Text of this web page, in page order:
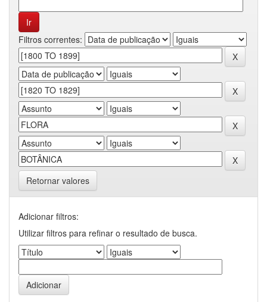
Filtros correntes:
Retornar valores
Adicionar filtros:
Utilizar filtros para refinar o resultado de busca.